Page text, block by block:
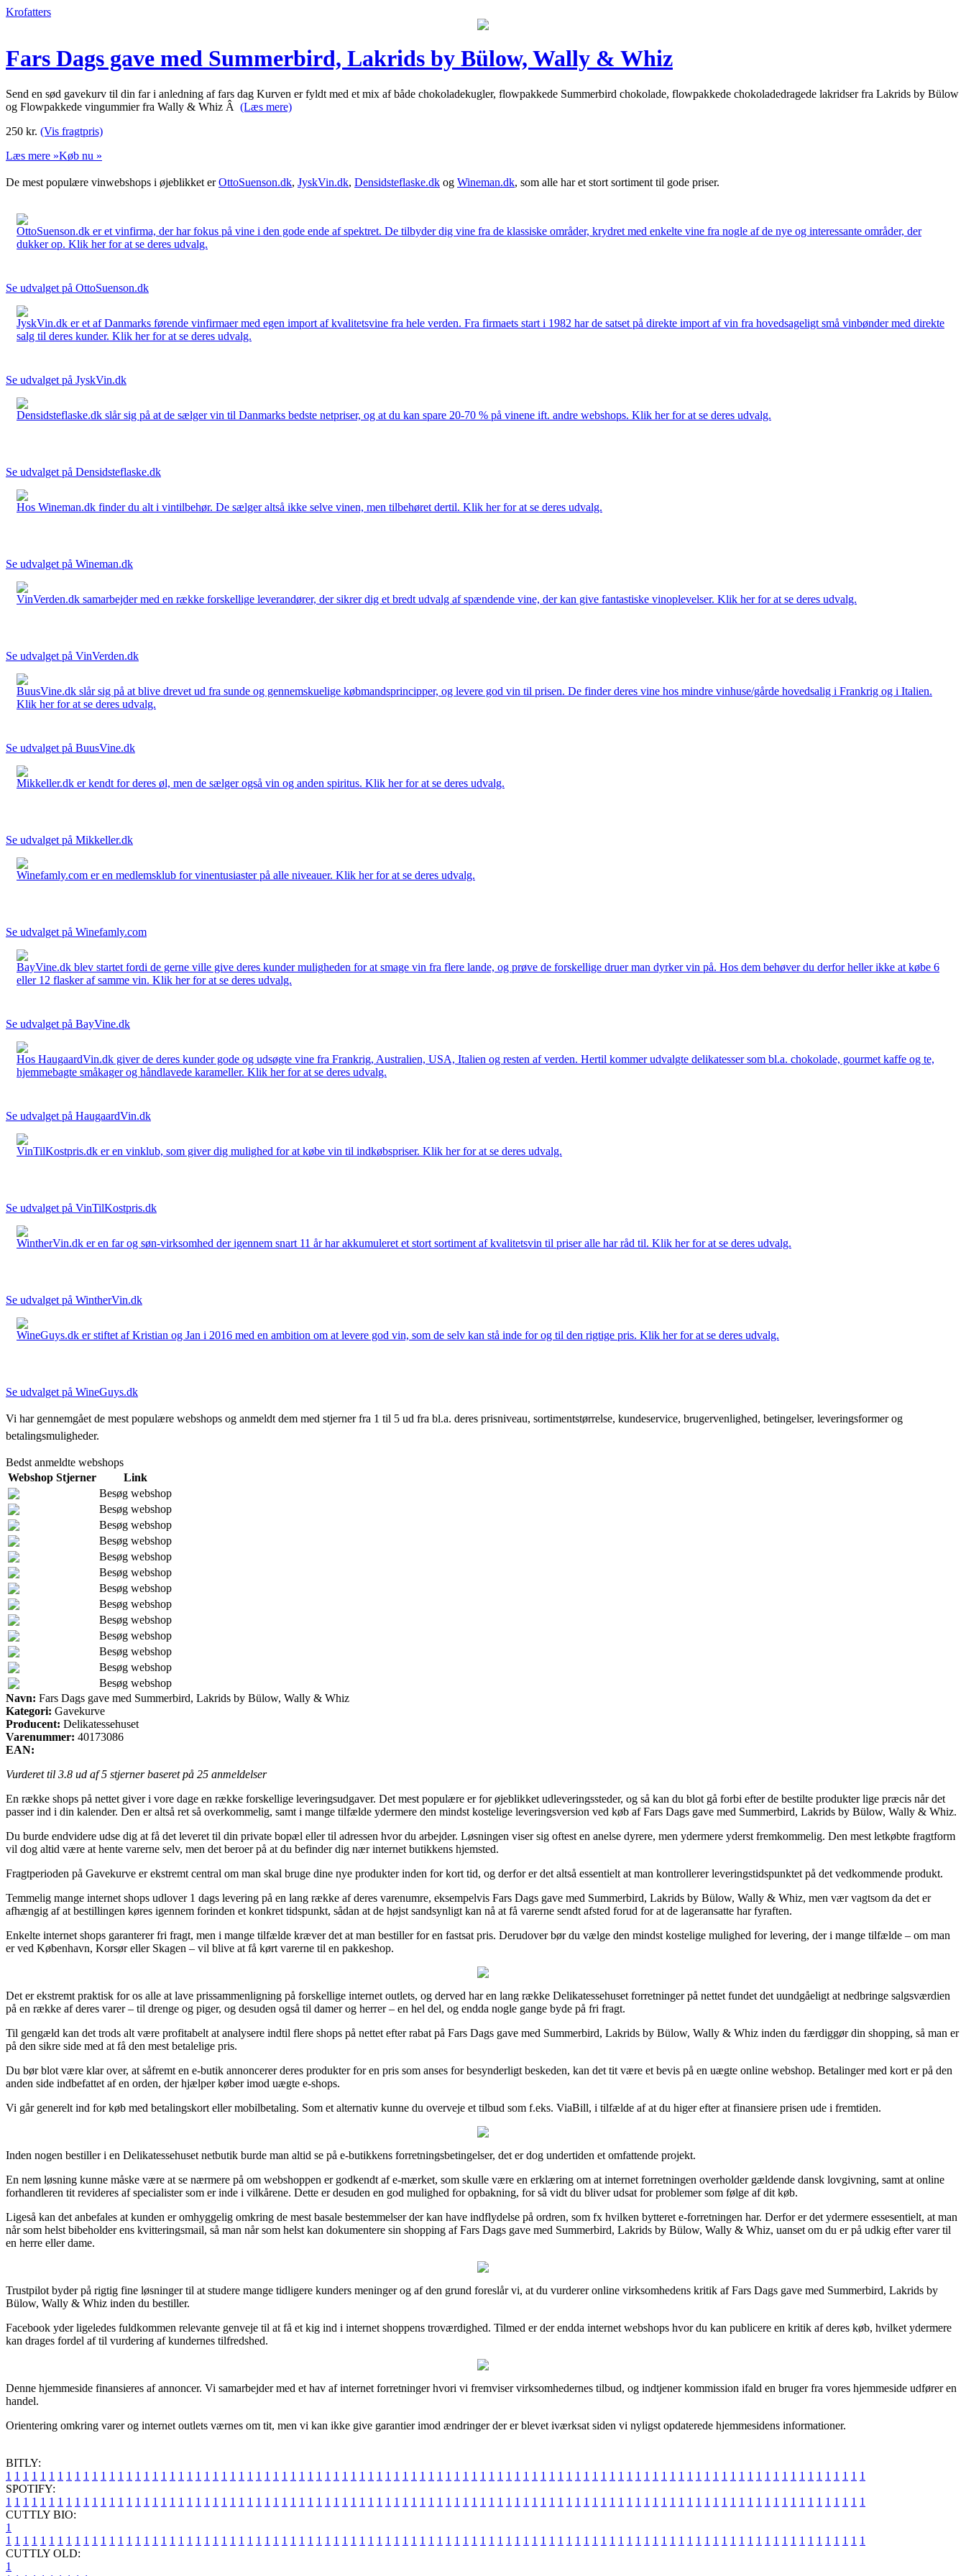
Krofatters
Fars Dags gave med Summerbird, Lakrids by Bülow, Wally & Whiz
Send en sød gavekurv til din far i anledning af fars dag Kurven er fyldt med et mix af både chokoladekugler, flowpakkede Summerbird chokolade, flowpakkede chokoladedragede lakridser fra Lakrids by Bülow
og Flowpakkede vingummier fra Wally & Whiz Â (Læs mere)
250 kr. (Vis fragtpris)
Læs mere »Køb nu »
De mest populære vinwebshops i øjeblikket erOttoSuenson.dk, JyskVin.dk, Densidsteflaske.dk og Wineman.dk, som alle har et stort sortiment til gode priser.
OttoSuenson.dk er et vinfirma, der har fokus på vine i den gode ende af spektret. De tilbyder dig vine fra de klassiske områder, krydret med enkelte vine fra nogle af de nye og interessante områder, der
dukker op. Klik her for at se deres udvalg.
Se udvalget på OttoSuenson.dk
JyskVin.dk er et af Danmarks førende vinfirmaer med egen import af kvalitetsvine fra hele verden. Fra firmaets start i 1982 har de satset på direkte import af vin fra hovedsageligt små vinbønder med direkte
salg til deres kunder. Klik her for at se deres udvalg.
Se udvalget på JyskVin.dk
Densidsteflaske.dk slår sig på at de sælger vin til Danmarks bedste netpriser, og at du kan spare 20-70 % på vinene ift. andre webshops. Klik her for at se deres udvalg.
Se udvalget på Densidsteflaske.dk
Hos Wineman.dk finder du alt i vintilbehør. De sælger altså ikke selve vinen, men tilbehøret dertil. Klik her for at se deres udvalg.
Se udvalget på Wineman.dk
VinVerden.dk samarbejder med en række forskellige leverandører, der sikrer dig et bredt udvalg af spændende vine, der kan give fantastiske vinoplevelser. Klik her for at se deres udvalg.
Se udvalget på VinVerden.dk
BuusVine.dk slår sig på at blive drevet ud fra sunde og gennemskuelige købmandsprincipper, og levere god vin til prisen. De finder deres vine hos mindre vinhuse/gårde hovedsalig i Frankrig og i Italien.
Klik her for at se deres udvalg.
Se udvalget på BuusVine.dk
Mikkeller.dk er kendt for deres øl, men de sælger også vin og anden spiritus. Klik her for at se deres udvalg.
Se udvalget på Mikkeller.dk
Winefamly.com er en medlemsklub for vinentusiaster på alle niveauer. Klik her for at se deres udvalg.
Se udvalget på Winefamly.com
BayVine.dk blev startet fordi de gerne ville give deres kunder muligheden for at smage vin fra flere lande, og prøve de forskellige druer man dyrker vin på. Hos dem behøver du derfor heller ikke at købe 6
eller 12 flasker af samme vin. Klik her for at se deres udvalg.
Se udvalget på BayVine.dk
Hos HaugaardVin.dk giver de deres kunder gode og udsøgte vine fra Frankrig, Australien, USA, Italien og resten af verden. Hertil kommer udvalgte delikatesser som bl.a. chokolade, gourmet kaffe og te,
hjemmebagte småkager og håndlavede karameller. Klik her for at se deres udvalg.
Se udvalget på HaugaardVin.dk
VinTilKostpris.dk er en vinklub, som giver dig mulighed for at købe vin til indkøbspriser. Klik her for at se deres udvalg.
Se udvalget på VinTilKostpris.dk
WintherVin.dk er en far og søn-virksomhed der igennem snart 11 år har akkumuleret et stort sortiment af kvalitetsvin til priser alle har råd til. Klik her for at se deres udvalg.
Se udvalget på WintherVin.dk
WineGuys.dk er stiftet af Kristian og Jan i 2016 med en ambition om at levere god vin, som de selv kan stå inde for og til den rigtige pris. Klik her for at se deres udvalg.
Se udvalget på WineGuys.dk
Vi har gennemgået de mest populære webshops og anmeldt dem med stjerner fra 1 til 5 ud fra bl.a. deres prisniveau, sortimentstørrelse, kundeservice, brugervenlighed, betingelser, leveringsformer og
betalingsmuligheder.
Bedst anmeldte webshops
Webshop Stjerner
Link
Besøg webshop
Besøg webshop
Besøg webshop
Besøg webshop
Besøg webshop
Besøg webshop
Besøg webshop
Besøg webshop
Besøg webshop
Besøg webshop
Besøg webshop
Besøg webshop
Besøg webshop
Navn: Fars Dags gave med Summerbird, Lakrids by Bülow, Wally & Whiz
Kategori: Gavekurve
Producent: Delikatessehuset
Varenummer: 40173086
EAN:
Vurderet til 3.8 ud af 5 stjerner baseret på 25 anmeldelser
En række shops på nettet giver i vore dage en række forskellige leveringsudgaver. Det mest populære er for øjeblikket udleveringssteder, og så kan du blot gå forbi efter de bestilte produkter lige præcis når det
passer ind i din kalender. Den er altså ret så overkommelig, samt i mange tilfælde ydermere den mindst kostelige leveringsversion ved køb af Fars Dags gave med Summerbird, Lakrids by Bülow, Wally & Whiz.
Du burde endvidere udse dig at få det leveret til din private bopæl eller til adressen hvor du arbejder. Løsningen viser sig oftest en anelse dyrere, men ydermere yderst fremkommelig. Den mest letkøbte fragtform
vil dog altid være at hente varerne selv, men det beroer på at du befinder dig nær internet butikkens hjemsted.
Fragtperioden på Gavekurve er ekstremt central om man skal bruge dine nye produkter inden for kort tid, og derfor er det altså essentielt at man kontrollerer leveringstidspunktet på det vedkommende produkt.
Temmelig mange internet shops udlover 1 dags levering på en lang række af deres varenumre, eksempelvis Fars Dags gave med Summerbird, Lakrids by Bülow, Wally & Whiz, men vær vagtsom da det er
afhængig af at bestillingen køres igennem forinden et konkret tidspunkt, sådan at de højst sandsynligt kan nå at få varerne sendt afsted forud for at de lageransatte har fyraften.
Enkelte internet shops garanterer fri fragt, men i mange tilfælde kræver det at man bestiller for en fastsat pris. Derudover bør du vælge den mindst kostelige mulighed for levering, der i mange tilfælde – om man
er ved København, Korsør eller Skagen – vil blive at få kørt varerne til en pakkeshop.
Det er ekstremt praktisk for os alle at lave prissammenligning på forskellige internet outlets, og derved har en lang række Delikatessehuset forretninger på nettet fundet det uundgåeligt at nedbringe salgsværdien
på en række af deres varer – til drenge og piger, og desuden også til damer og herrer – en hel del, og endda nogle gange byde på fri fragt.
Til gengæld kan det trods alt være profitabelt at analysere indtil flere shops på nettet efter rabat på Fars Dags gave med Summerbird, Lakrids by Bülow, Wally & Whiz inden du færdiggør din shopping, så man er
på den sikre side med at få den mest betalelige pris.
Du bør blot være klar over, at såfremt en e-butik annoncerer deres produkter for en pris som anses for besynderligt beskeden, kan det tit være et bevis på en uægte online webshop. Betalinger med kort er på den
anden side indbefattet af en orden, der hjælper køber imod uægte e-shops.
Vi går generelt ind for køb med betalingskort eller mobilbetaling. Som et alternativ kunne du overveje et tilbud som f.eks. ViaBill, i tilfælde af at du higer efter at finansiere prisen ude i fremtiden.
Inden nogen bestiller i en Delikatessehuset netbutik burde man altid se på e-butikkens forretningsbetingelser, det er dog undertiden et omfattende projekt.
En nem løsning kunne måske være at se nærmere på om webshoppen er godkendt af e-mærket, som skulle være en erklæring om at internet forretningen overholder gældende dansk lovgivning, samt at online
forhandleren tit revideres af specialister som er inde i vilkårene. Dette er desuden en god mulighed for opbakning, for så vidt du bliver udsat for problemer som følge af dit køb.
Ligeså kan det anbefales at kunden er omhyggelig omkring de mest basale bestemmelser der kan have indflydelse på ordren, som fx hvilken bytteret e-forretningen har. Derfor er det ydermere essesentielt, at man
når som helst bibeholder ens kvitteringsmail, så man når som helst kan dokumentere sin shopping af Fars Dags gave med Summerbird, Lakrids by Bülow, Wally & Whiz, uanset om du er på udkig efter varer til
en herre eller dame.
Trustpilot byder på rigtig fine løsninger til at studere mange tidligere kunders meninger og af den grund foreslår vi, at du vurderer online virksomhedens kritik af Fars Dags gave med Summerbird, Lakrids by
Bülow, Wally & Whiz inden du bestiller.
Facebook yder ligeledes fuldkommen relevante genveje til at få et kig ind i internet shoppens troværdighed. Tilmed er der endda internet webshops hvor du kan publicere en kritik af deres køb, hvilket ydermere
kan drages fordel af til vurdering af kundernes tilfredshed.
Denne hjemmeside finansieres af annoncer. Vi samarbejder med et hav af internet forretninger hvori vi fremviser virksomhedernes tilbud, og indtjener kommission ifald en bruger fra vores hjemmeside udfører en
handel.
Orientering omkring varer og internet outlets værnes om tit, men vi kan ikke give garantier imod ændringer der er blevet iværksat siden vi nyligst opdaterede hjemmesidens informationer.
BITLY:
1 1 1 1 1 1 1 1 1 1 1 1 1 1 1 1 1 1 1 1 1 1 1 1 1 1 1 1 1 1 1 1 1 1 1 1 1 1 1 1 1 1 1 1 1 1 1 1 1 1 1 1 1 1 1 1 1 1 1 1 1 1 1 1 1 1 1 1 1 1 1 1 1 1 1 1 1 1 1 1 1 1 1 1 1 1 1 1 1 1 1 1 1 1 1 1 1 1 1 1
SPOTIFY:
1 1 1 1 1 1 1 1 1 1 1 1 1 1 1 1 1 1 1 1 1 1 1 1 1 1 1 1 1 1 1 1 1 1 1 1 1 1 1 1 1 1 1 1 1 1 1 1 1 1 1 1 1 1 1 1 1 1 1 1 1 1 1 1 1 1 1 1 1 1 1 1 1 1 1 1 1 1 1 1 1 1 1 1 1 1 1 1 1 1 1 1 1 1 1 1 1 1 1 1
CUTTLY BIO:
1
1 1 1 1 1 1 1 1 1 1 1 1 1 1 1 1 1 1 1 1 1 1 1 1 1 1 1 1 1 1 1 1 1 1 1 1 1 1 1 1 1 1 1 1 1 1 1 1 1 1 1 1 1 1 1 1 1 1 1 1 1 1 1 1 1 1 1 1 1 1 1 1 1 1 1 1 1 1 1 1 1 1 1 1 1 1 1 1 1 1 1 1 1 1 1 1 1 1 1 1
CUTTLY OLD:
1